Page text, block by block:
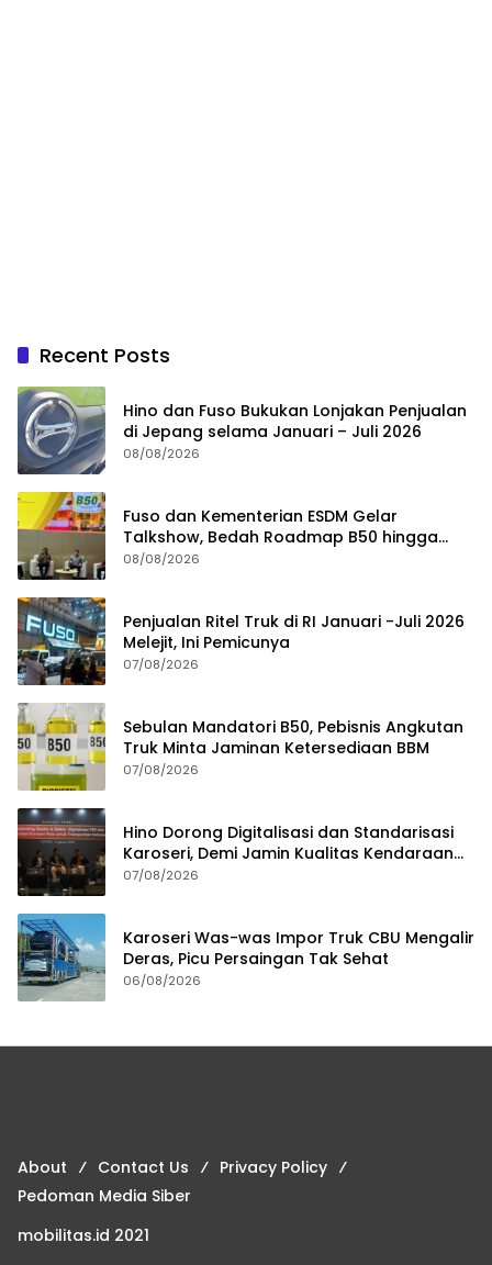
Recent Posts
Hino dan Fuso Bukukan Lonjakan Penjualan
di Jepang selama Januari – Juli 2026
08/08/2026
Fuso dan Kementerian ESDM Gelar
Talkshow, Bedah Roadmap B50 hingga
Dampaknya
08/08/2026
Penjualan Ritel Truk di RI Januari -Juli 2026
Melejit, Ini Pemicunya
07/08/2026
Sebulan Mandatori B50, Pebisnis Angkutan
Truk Minta Jaminan Ketersediaan BBM
07/08/2026
Hino Dorong Digitalisasi dan Standarisasi
Karoseri, Demi Jamin Kualitas Kendaraan
Pelanggan
07/08/2026
Karoseri Was-was Impor Truk CBU Mengalir
Deras, Picu Persaingan Tak Sehat
06/08/2026
About Contact Us
Privacy Policy
Pedoman Media Siber
mobilitas.id 2021